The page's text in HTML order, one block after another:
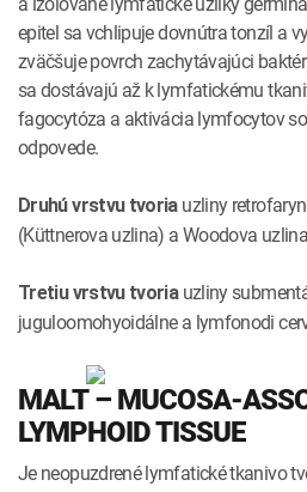
epitel sa vchlipuje dovnútra tonzíl a
zväčšuje povrch zachytávajúci
sa dostávajú až k lymfatickému
fagocytóza a aktivácia lymfocytov
odpovede.
Druhú vrstvu tvoriauzliny
(Küttnerova uzlina) a Woodova
Tretiu vrstvu tvoriauzliny
juguloomohyoidálne a lymfonodi
MALT –
LYMPHOID TISSUE
Je neopuzdrené lymfatické tkanivo